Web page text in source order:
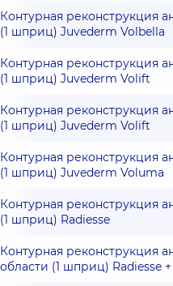
Контурная реконструкция
(1 шприц) Juvederm Volbella
Контурная реконструкция
(1 шприц) Juvederm Volift
Контурная реконструкция
(1 шприц) Juvederm Volift
Контурная реконструкция
(1 шприц) Juvederm Voluma
Контурная реконструкция
(1 шприц) Radiesse
Контурная реконструкция
области (1 шприц) Radiesse +